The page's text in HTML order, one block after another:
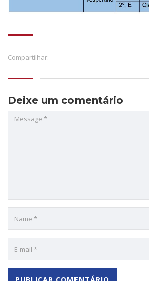
Compartilhar:
Deixe um comentário